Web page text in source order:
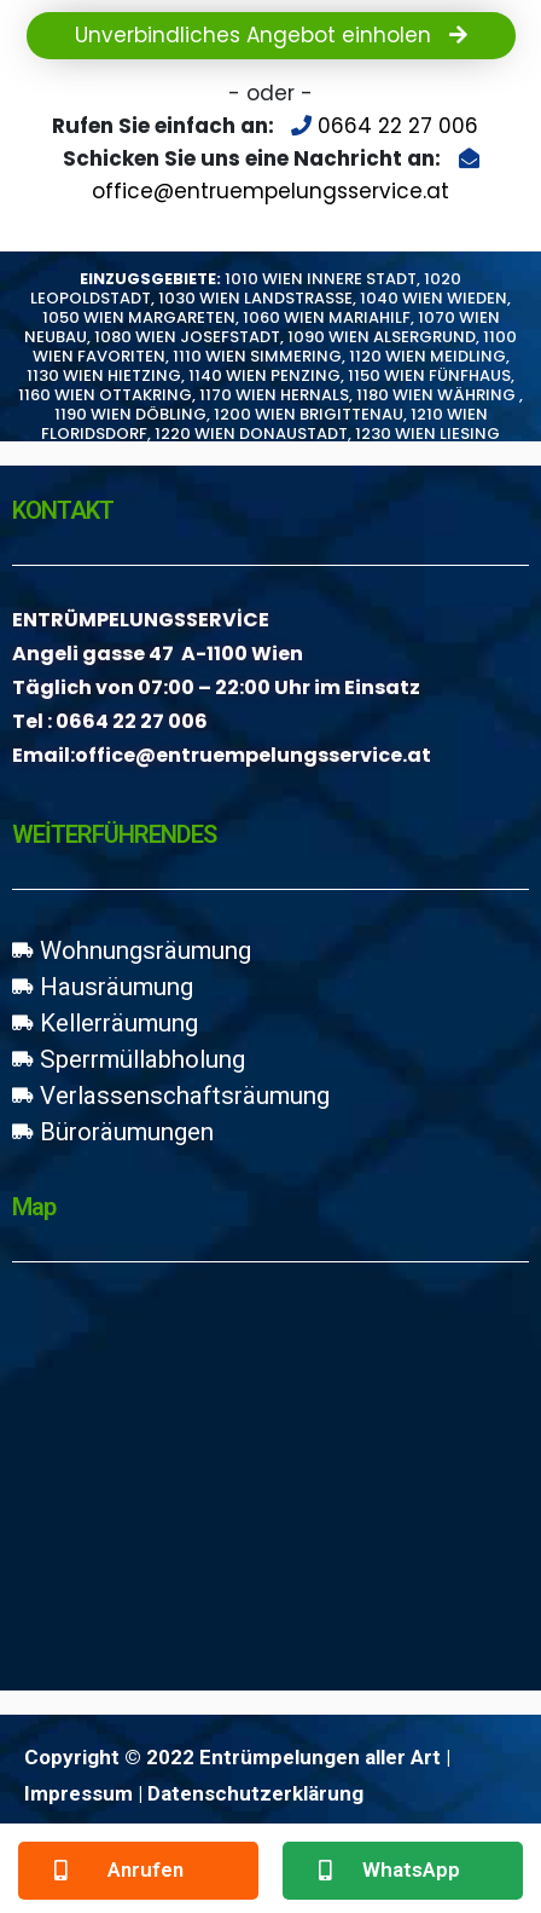
Unverbindliches Angebot einholen
- oder -
Rufen Sie einfach an:
0664 22 27 006
Schicken Sie uns eine Nachricht an:
office@entruempelungsservice.at
EINZUGSGEBIETE:1010 WIEN INNERE STADT,1020
LEOPOLDSTADT,1030 WIEN LANDSTRASSE,1040 WIEN WIEDEN,
1050 WIEN MARGARETEN,1060 WIEN MARIAHILF,1070 WIEN
NEUBAU,1080 WIEN JOSEFSTADT,1090 WIEN ALSERGRUND,1100
WIEN FAVORITEN,1110 WIEN SIMMERING,1120 WIEN MEIDLING,
1130 WIEN HIETZING,1140 WIEN PENZING,1150 WIEN FÜNFHAUS,
1160 WIEN OTTAKRING,1170 WIEN HERNALS,1180 WIEN WÄHRING ,
1190 WIEN DÖBLING,1200 WIEN BRIGITTENAU,1210 WIEN
FLORIDSDORF,1220 WIEN DONAUSTADT,1230 WIEN LIESING
KONTAKT
ENTRÜMPELUNGSSERVİCE
Angeli gasse 47 A-1100 Wien
Täglich von 07:00 – 22:00 Uhr im Einsatz
Tel :0664 22 27 006
Email:office@entruempelungsservice.at
WEİTERFÜHRENDES
Wohnungsräumung
Hausräumung
Kellerräumung
Sperrmüllabholung
Verlassenschaftsräumung
Büroräumungen
Map
Copyright © 2022 Entrümpelungen aller Art |
Impressum | Datenschutzerklärung
Anrufen WhatsApp